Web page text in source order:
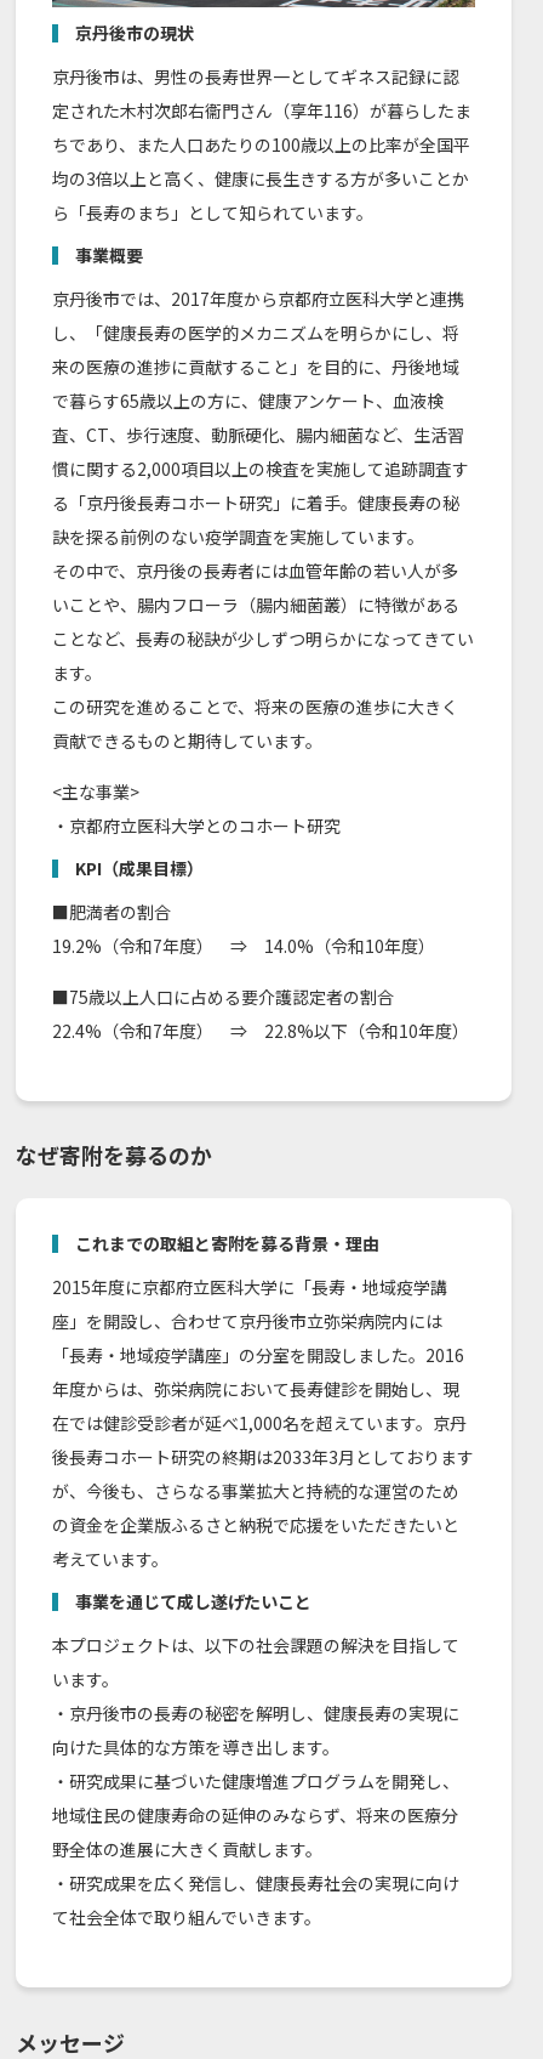
京丹後市の現状
京丹後市は、男性の長寿世界一としてギネス記録に認
定された木村次郎右衞門さん（享年116）が暮らしたま
ちであり、また人口あたりの100歳以上の比率が全国平
均の3倍以上と高く、健康に長生きする方が多いことか
ら「長寿のまち」として知られています。
事業概要
京丹後市では、2017年度から京都府立医科大学と連携
し、「健康長寿の医学的メカニズムを明らかにし、将
来の医療の進捗に貢献すること」を目的に、丹後地域
で暮らす65歳以上の方に、健康アンケート、血液検
査、CT、歩行速度、動脈硬化、腸内細菌など、生活習
慣に関する2,000項目以上の検査を実施して追跡調査す
る「京丹後長寿コホート研究」に着手。健康長寿の秘
訣を探る前例のない疫学調査を実施しています。
その中で、京丹後の長寿者には血管年齢の若い人が多
いことや、腸内フローラ（腸内細菌叢）に特徴がある
ことなど、長寿の秘訣が少しずつ明らかになってきてい
ます。
この研究を進めることで、将来の医療の進歩に大きく
貢献できるものと期待しています。
<主な事業>
・京都府立医科大学とのコホート研究
KPI（成果目標）
■肥満者の割合
19.2%（令和7年度） ⇒ 14.0%（令和10年度）
■75歳以上人口に占める要介護認定者の割合
22.4%（令和7年度） ⇒ 22.8%以下（令和10年度）
なぜ寄附を募るのか
これまでの取組と寄附を募る背景・理由
2015年度に京都府立医科大学に「長寿・地域疫学講
座」を開設し、合わせて京丹後市立弥栄病院内には
「長寿・地域疫学講座」の分室を開設しました。2016
年度からは、弥栄病院において長寿健診を開始し、現
在では健診受診者が延べ1,000名を超えています。京丹
後長寿コホート研究の終期は2033年3月としております
が、今後も、さらなる事業拡大と持続的な運営のため
の資金を企業版ふるさと納税で応援をいただきたいと
考えています。
事業を通じて成し遂げたいこと
本プロジェクトは、以下の社会課題の解決を目指して
います。
・京丹後市の長寿の秘密を解明し、健康長寿の実現に
向けた具体的な方策を導き出します。
・研究成果に基づいた健康増進プログラムを開発し、
地域住民の健康寿命の延伸のみならず、将来の医療分
野全体の進展に大きく貢献します。
・研究成果を広く発信し、健康長寿社会の実現に向け
て社会全体で取り組んでいきます。
メッセージ